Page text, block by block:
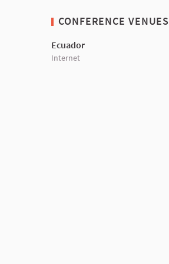
CONFERENCE VENUES
Ecuador
Internet